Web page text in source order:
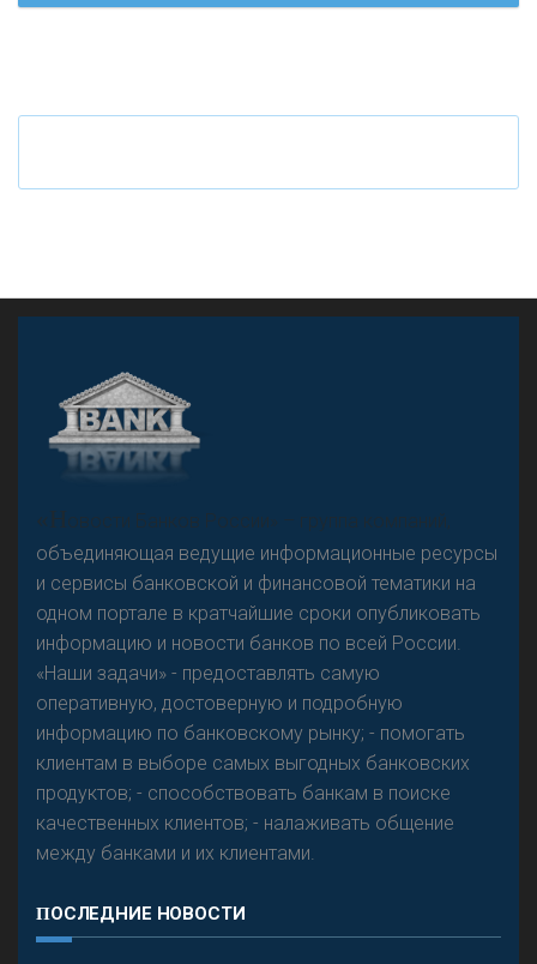
Что будет с наличными деньгами при цифровом
«Н
овости Банков России» – группа компаний,
объединяющая ведущие информационные ресурсы
и сервисы банковской и финансовой тематики на
одном портале в кратчайшие сроки опубликовать
информацию и новости банков по всей России.
«Наши задачи» - предоставлять самую
оперативную, достоверную и подробную
информацию по банковскому рынку; - помогать
клиентам в выборе самых выгодных банковских
продуктов; - способствовать банкам в поиске
качественных клиентов; - налаживать общение
между банками и их клиентами.
ПОСЛЕДНИЕ НОВОСТИ